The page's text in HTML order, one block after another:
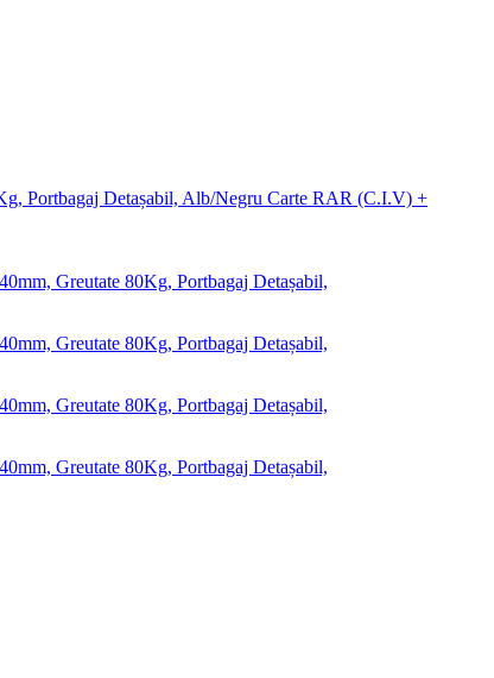
Portbagaj Detașabil, Alb/Negru Carte RAR (C.I.V) +